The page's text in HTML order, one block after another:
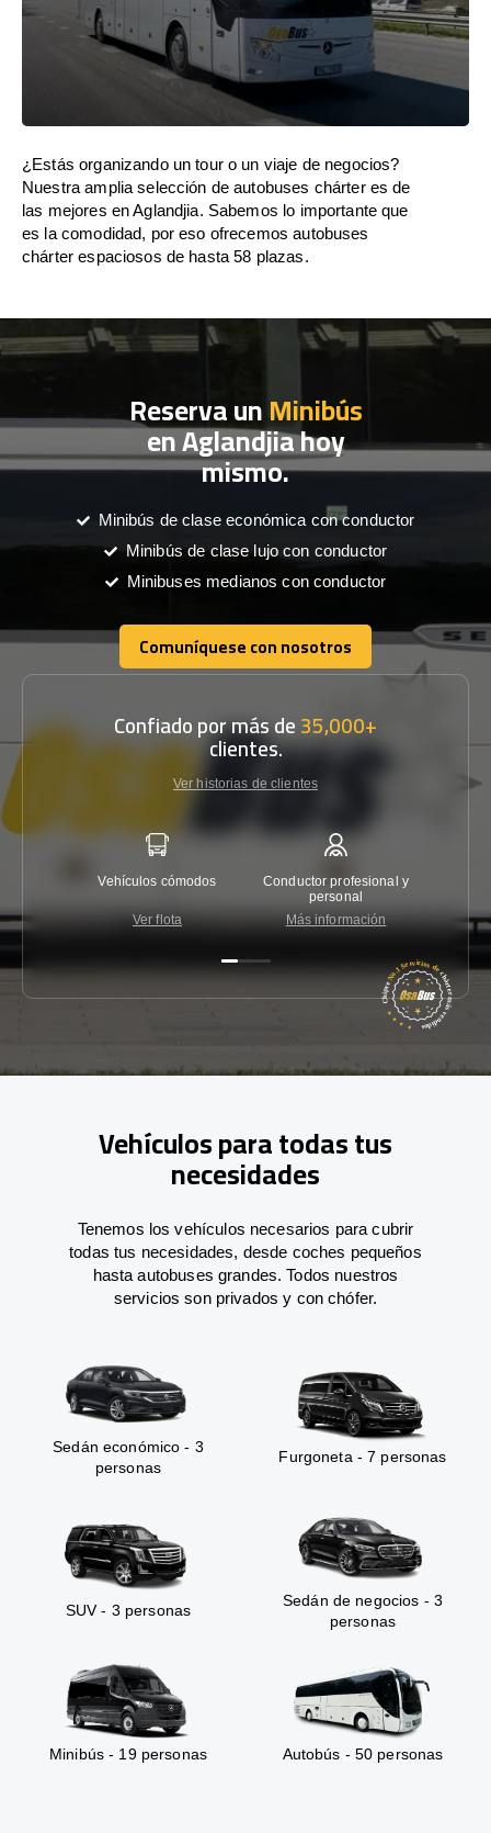
¿Estás organizando un tour o un viaje de negocios?
Nuestra amplia selección de autobuses chárter es de
las mejores en Aglandjia. Sabemos lo importante que
es la comodidad, por eso ofrecemos autobuses
chárter espaciosos de hasta 58 plazas.
Reserva unMinibús
en Aglandjia hoy
mismo.
Minibús de clase económica con conductor
Minibús de clase lujo con conductor
Minibuses medianos con conductor
Comuníquese con nosotros
Comuníquese con nosotros
Confiado por más de35,000+
clientes.
Ver historias de clientes
Vehículos cómodos
Ver flota
Conductor profesional y
personal
Más información
Vehículos para todas tus
necesidades
Tenemos los vehículos necesarios para cubrir
todas tus necesidades, desde coches pequeños
hasta autobuses grandes. Todos nuestros
servicios son privados y con chófer.
Sedán económico - 3
personas
Furgoneta - 7 personas
SUV - 3 personas
Sedán de negocios - 3
personas
Minibús - 19 personas Autobús - 50 personas